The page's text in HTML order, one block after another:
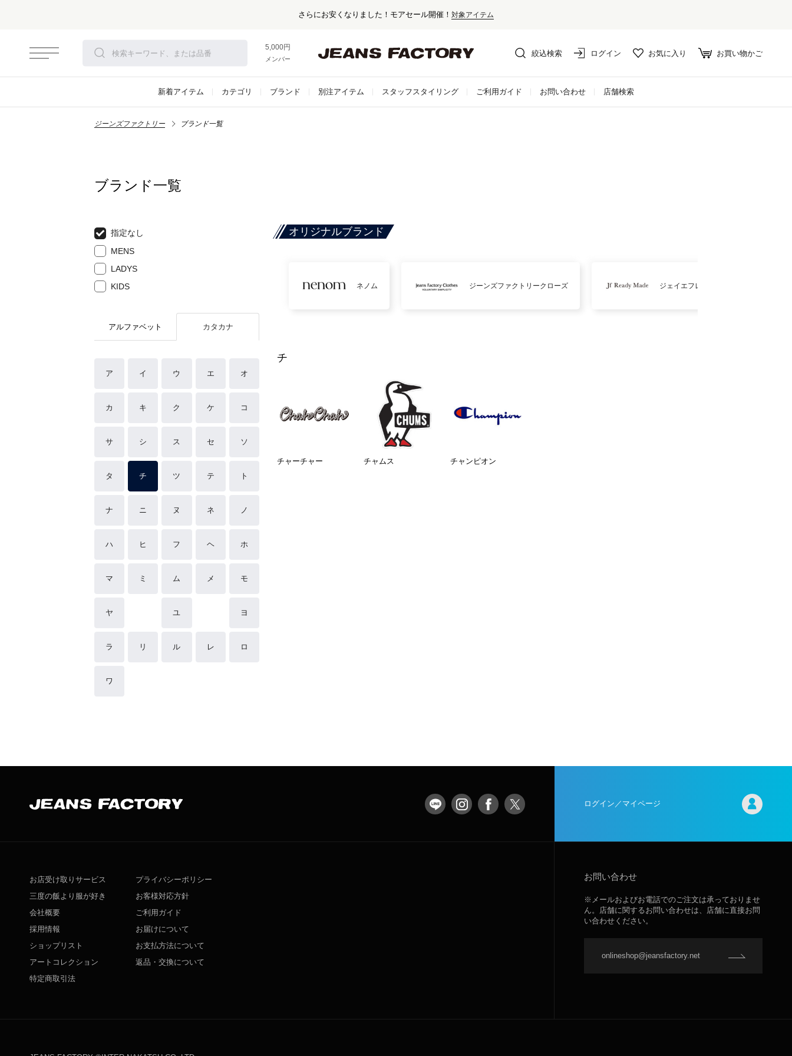
さらにお安くなりました！モアセール開催！ 対象アイテム
5,000円以上お買い上げで送料無料！
メンバー登録でお得な情報をゲット。さらに詳しく
絞込検索 ログイン お気に入り お買い物かご
新着アイテム カテゴリ ブランド 別注アイテム スタッフスタイリング ご利用ガイド お問い合わせ 店舗検索
ジーンズファクトリー ブランド一覧
ブランド一覧
指定なし
MENS
LADYS
KIDS
アルファベット カタカナ
ア イ ウ エ オ
カ キ ク ケ コ
サ シ ス セ ソ
タ チ ツ テ ト
ナ ニ ヌ ネ ノ
ハ ヒ フ ヘ ホ
マ ミ ム メ モ
ヤ ユ ヨ
ラ リ ル レ ロ
ワ
オリジナルブランド
ネノム ジーンズファクトリークローズ ジェイエフレディメイド
チ
チャーチャー チャムス チャンピオン
ログイン／マイページ
お店受け取りサービス
三度の飯より服が好き
会社概要
採用情報
ショップリスト
アートコレクション
特定商取引法
プライバシーポリシー
お客様対応方針
ご利用ガイド
お届けについて
お支払方法について
返品・交換について
お問い合わせ
※メールおよびお電話でのご注文は承っておりませ
ん。店舗に関するお問い合わせは、店舗に直接お問
い合わせください。
onlineshop@jeansfactory.net